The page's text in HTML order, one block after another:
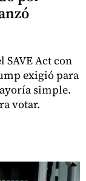
SAVE Act con
exigió para
simple.
votar.